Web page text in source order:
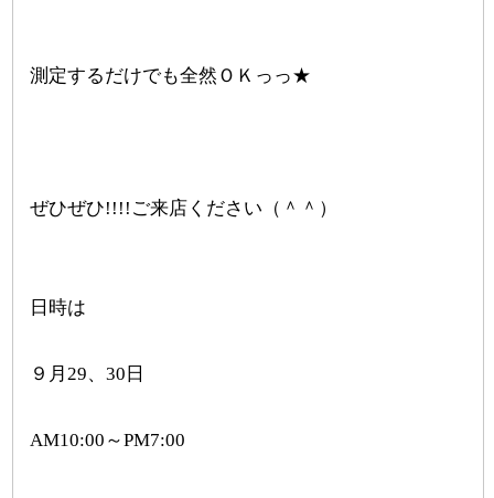
測定するだけでも全然ＯＫっっ★
ぜひぜひ!!!!ご来店ください（＾＾）
日時は
９月29、30日
AM10:00～PM7:00